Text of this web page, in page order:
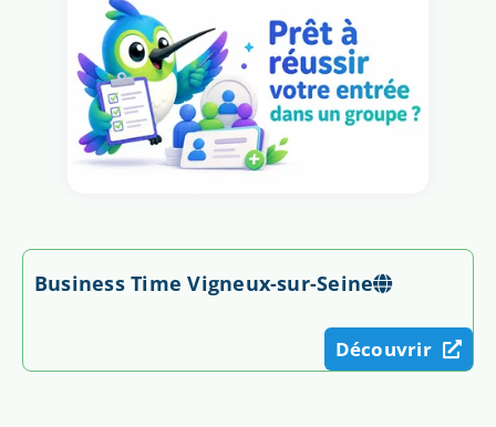
Business Time Vigneux-sur-Seine
Découvrir